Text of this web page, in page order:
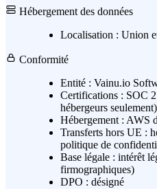
Hébergement des données
Localisation : Union
Conformité
Entité : Vainu.io
Certifications : SOC
hébergeurs seulement)
Hébergement : AWS
Transferts hors UE :
politique de
Base légale : intérêt
firmographiques)
DPO : désigné